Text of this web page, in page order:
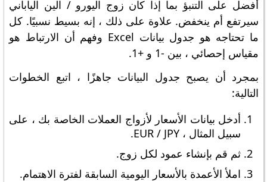
أفضل على التنبؤ بما إذا كان زوج اليورو / الين الياباني
سيرتفع أم ينخفض. علاوة على ذلك ، إنه بسيط نسبيًا. كل
ما تحتاجه هو جدول بيانات Excel وفهم أن الارتباط هو
مقياس إحصائي ، بين -1 و +1.
بمجرد أن يصبح جدول البيانات جاهزًا ، اتبع الخطوات
التالية:
أدخل بيانات الأسعار لأزواج العملات الخاصة بك ، على
سبيل المثال ، EUR / JPY.
ثم قم بإنشاء عمود لكل زوج.
املأ الأعمدة بالأسعار اليومية السابقة لفترة الاهتمام.